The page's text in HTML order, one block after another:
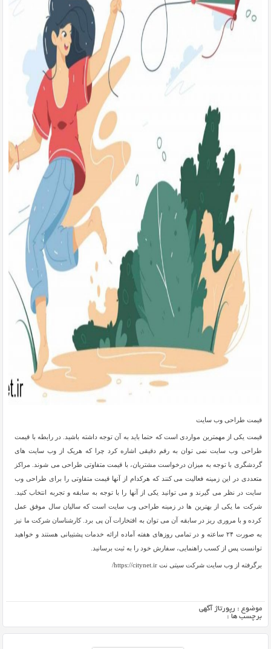
قیمت طراحی وب سایت
قیمت یکی از مهمترین مواردی است که حتما باید به آن توجه داشته باشید. در رابطه با قیمت
طراحی وب سایت نمی توان به رقم دقیقی اشاره کرد چرا که هریک از وب سایت های
گردشگری با توجه به میزان درخواست مشتریان، با قیمت متفاوتی طراحی می شوند. مراکز
متعددی در این زمینه فعالیت می کنند که هرکدام از آنها قیمت متفاوتی را برای طراحی وب
سایت در نظر می گیرند و می توانید یکی از آنها را با توجه به سابقه و تجربه انتخاب کنید.
شرکت ما یکی از بهترین ها در زمینه طراحی وب سایت است که سالیان سال موفق عمل
کرده و با مروری ریز در سابقه آن می توان به افتخارات آن پی برد. کارشناسان شرکت ما نیز
به صورت ۲۴ ساعته و در تمامی روزهای هفته آماده ارائه خدمات پشتیبانی هستند و خواهید
توانست پس از کسب راهنمایی، سفارش خود را به ثبت برسانید.
برگرفته از وب سایت شرکت سیتی نت https://citynet.ir/
موضوع : رپورتاژ آگهی
برچسب ها :